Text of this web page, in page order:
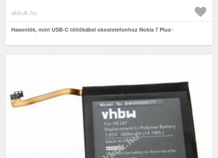
akkuk.hu
Hasonlók, mint USB-C töltőkábel okostelefonhoz Nokia 7 Plus